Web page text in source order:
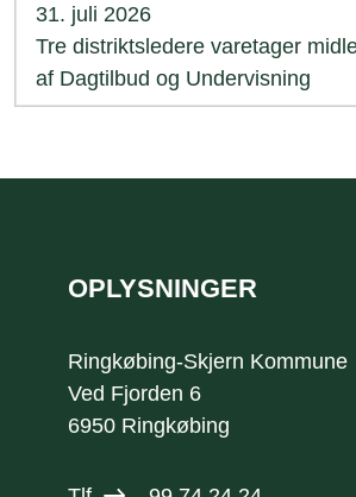
31. juli 2026
Tre distriktsledere varetager
af Dagtilbud og Undervisning
OPLYSNINGER
Ringkøbing-Skjern Kommune
Ved Fjorden 6
6950 Ringkøbing